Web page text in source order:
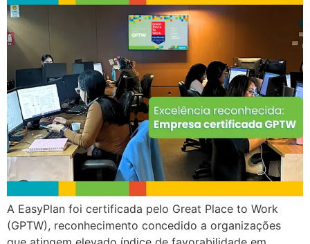
A EasyPlan foi certificada pelo Great Place to Work
(GPTW), reconhecimento concedido a organizações